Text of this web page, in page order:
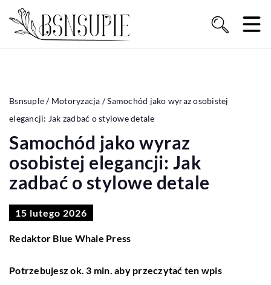
Bsnsuple/ Motoryzacja /Samochód jako wyraz osobistej
elegancji: Jak zadbać o stylowe detale
Samochód jako wyraz
osobistej elegancji: Jak
zadbać o stylowe detale
15 lutego 2026
Redaktor Blue Whale Press
Potrzebujesz ok. 3 min. aby przeczytać ten wpis